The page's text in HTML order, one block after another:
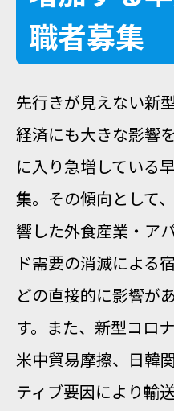
職者募集
先行きが見えない新
経済にも大きな影響
に入り急増している
集。その傾向として
響した外食産業・ア
ド需要の消滅による
どの直接的に影響が
す。また、新型コロ
米中貿易摩擦、日韓
ティブ要因により輸